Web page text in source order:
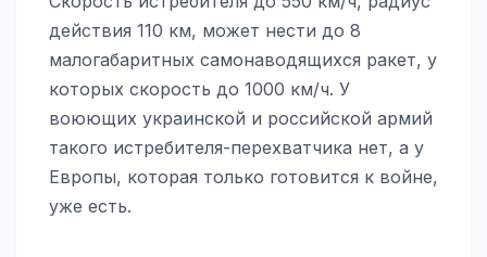
действия 110 км, может нести до 8
малогабаритных самонаводящихся ракет, у
которых скорость до 1000 км/ч. У
воюющих украинской и российской армий
такого истребителя-перехватчика нет, а у
Европы, которая только готовится к войне,
уже есть.